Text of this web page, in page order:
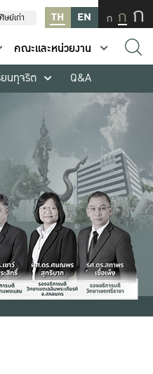
ศิษย์เก่า TH EN ก ก ก
คณะและหน่วยงาน
ยนทุจริต Q&A